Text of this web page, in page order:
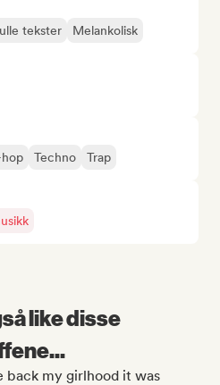
tekster Melankolisk
Techno Trap
like disse
back my girlhood it was